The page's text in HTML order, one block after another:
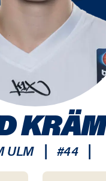
ULM | #44 |